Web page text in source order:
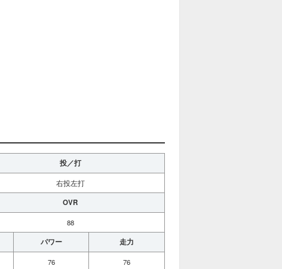
投／打
右投左打
OVR
88
パワー 走力
76 76